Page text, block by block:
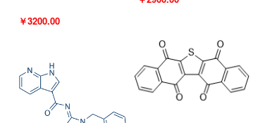
￥3200.00